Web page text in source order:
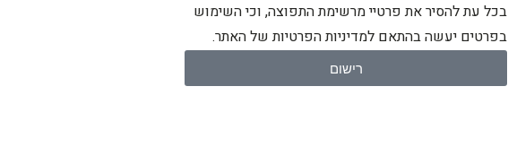
בכל עת להסיר את פרטיי מרשימת התפוצה, וכי השימוש
בפרטים יעשה בהתאם למדיניות הפרטיות של האתר.
רישום